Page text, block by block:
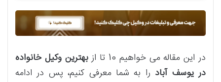
در این مقاله می خواهیم 10 تا از
بهترین وکیل خانواده
در یوسف آباد را به شما معرفی کنیم، پس در ادامه